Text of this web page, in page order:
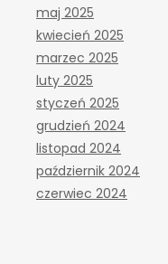
maj 2025
kwiecień 2025
marzec 2025
luty 2025
styczeń 2025
grudzień 2024
listopad 2024
październik 2024
czerwiec 2024